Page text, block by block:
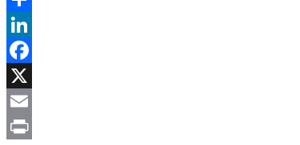
Share
LinkedIn
Facebook
X
Email